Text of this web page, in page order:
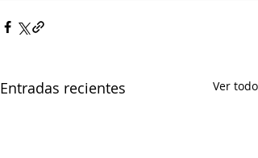
Entradas recientes Ver todo